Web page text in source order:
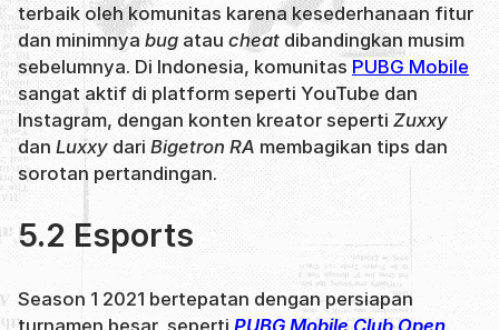
terbaik oleh komunitas karena kesederhanaan fitur
dan minimnyabug atau cheat dibandingkan musim
sebelumnya. Di Indonesia, komunitasPUBG Mobile
sangat aktif di platform seperti YouTube dan
Instagram, dengan konten kreator seperti Zuxxy
dan Luxxy dariBigetron RA membagikan tips dan
sorotan pertandingan.
5.2 Esports
Season 1 2021 bertepatan dengan persiapan
turnamen besar, seperti PUBG Mobile Club Open